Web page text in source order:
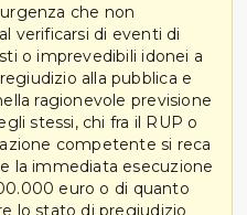
che non
verificarsi di eventi di
o imprevedibili idonei a
alla pubblica e
ragionevole previsione
stessi, chi fra il RUP o
competente si reca
la immediata esecuzione
euro o di quanto
lo stato di pregiudizio